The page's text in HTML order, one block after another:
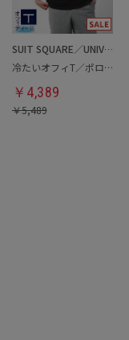
SUIT SQUARE／UNIVERSAL LANGUAGE
冷たいオフィT／ポロシャツ
￥ 4,389
￥5,489